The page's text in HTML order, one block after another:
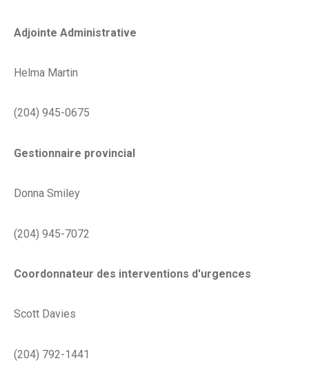
Adjointe Administrative
Helma Martin
(204) 945-0675
Gestionnaire provincial
Donna Smiley
(204) 945-7072
Coordonnateur des interventions d'urgences
Scott Davies
(204) 792-1441